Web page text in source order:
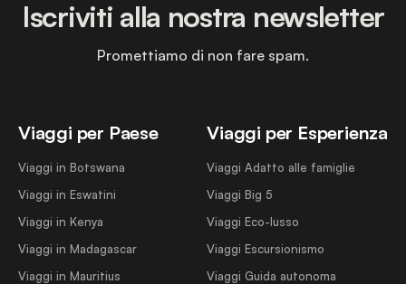
Viaggi per Paese
Viaggi in Botswana
Viaggi in Eswatini
Viaggi in Kenya
Viaggi in Madagascar
Viaggi in Mauritius
Viaggi per Esperienza
Viaggi Adatto alle famiglie
Viaggi Big 5
Viaggi Eco-lusso
Viaggi Escursionismo
Viaggi Guida autonoma
Iscriviti alla nostra newsletter
Promettiamo di non fare spam.